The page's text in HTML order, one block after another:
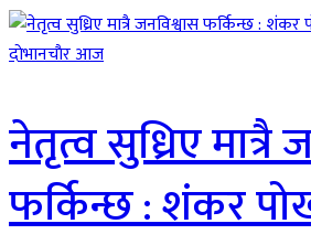
दाेभानचाैर आज
नेतृत्व सुध्रिए मात्रै
फर्किन्छ : शंकर